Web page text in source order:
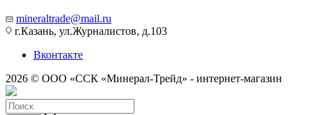
mineraltrade@mail.ru
г.Казань, ул.Журналистов, д.103
Вконтакте
2026 © ООО «ССК «Минерал-Трейд» - интернет-магазин